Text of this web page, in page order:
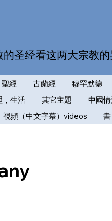
圣经看这两大宗教的
聖經 古蘭經 穆罕默德
，生活 其它主題 中國
視頻（中文字幕）videos
書